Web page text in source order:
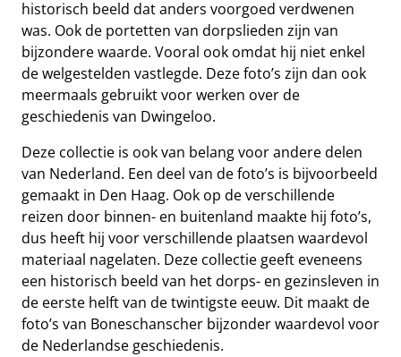
historisch beeld dat anders voorgoed verdwenen
was. Ook de portetten van dorpslieden zijn van
bijzondere waarde. Vooral ook omdat hij niet enkel
de welgestelden vastlegde. Deze foto’s zijn dan ook
meermaals gebruikt voor werken over de
geschiedenis van Dwingeloo.
Deze collectie is ook van belang voor andere delen
van Nederland. Een deel van de foto’s is bijvoorbeeld
gemaakt in Den Haag. Ook op de verschillende
reizen door binnen- en buitenland maakte hij foto’s,
dus heeft hij voor verschillende plaatsen waardevol
materiaal nagelaten. Deze collectie geeft eveneens
een historisch beeld van het dorps- en gezinsleven in
de eerste helft van de twintigste eeuw. Dit maakt de
foto’s van Boneschanscher bijzonder waardevol voor
de Nederlandse geschiedenis.